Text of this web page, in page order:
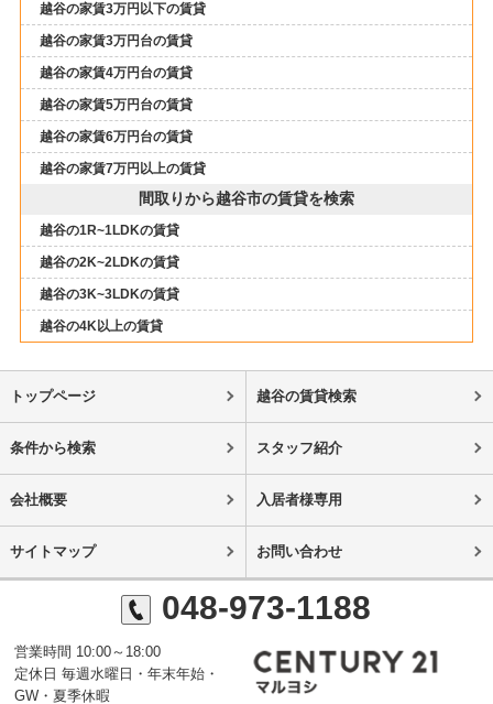
越谷の家賃3万円以下の賃貸
越谷の家賃3万円台の賃貸
越谷の家賃4万円台の賃貸
越谷の家賃5万円台の賃貸
越谷の家賃6万円台の賃貸
越谷の家賃7万円以上の賃貸
間取りから越谷市の賃貸を検索
越谷の1R~1LDKの賃貸
越谷の2K~2LDKの賃貸
越谷の3K~3LDKの賃貸
越谷の4K以上の賃貸
トップページ 越谷の賃貸検索
条件から検索 スタッフ紹介
会社概要 入居者様専用
サイトマップ お問い合わせ
048-973-1188
営業時間 10:00～18:00
定休日 毎週水曜日・年末年始・
GW・夏季休暇